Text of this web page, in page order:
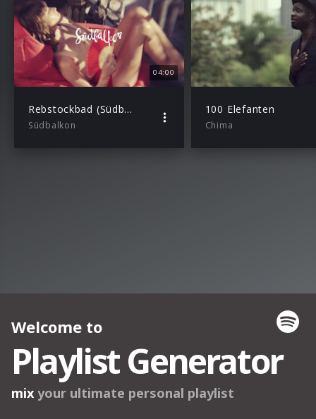
04:00
Rebstockbad (Südbalkon Remix)
Südbalkon
100 Elefanten
Chima